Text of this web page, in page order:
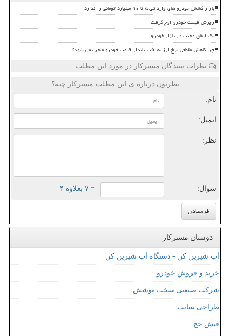
بازار کشش خودرو های وارداتی ۵ تا ۱۰ میلیارد تومانی را ندارد
ریزش قیمت خودرو اوج گرفت
بک اتفاق عجیب در بازار خودرو
چرا کاهش مقطعی نرخ ارز به افت پایدار قیمت خودرو منجر نمی شود؟
نظرات بینندگان مسترکار در مورد این مطلب
نظرتون درباره ی این مطلب مسترکار چیه؟
نام:
ایمیل:
نظر:
سوال: = ۷ بعلاوه ۴
دوستان مسترکار
آب شیرین کن - دستگاه آب شیرین کن
خرید و فروش خودرو
شرکت صنعتی سخت پوشش
طراحی سایت
فیش حج